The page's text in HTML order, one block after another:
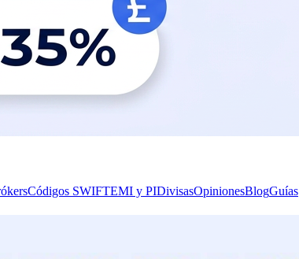
Códigos SWIFTEMI y PIDivisasOpinionesBlogGuías